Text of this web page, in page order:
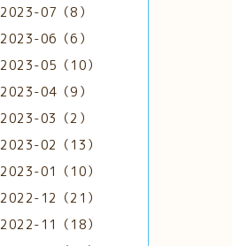
2023-07（8）
2023-06（6）
2023-05（10）
2023-04（9）
2023-03（2）
2023-02（13）
2023-01（10）
2022-12（21）
2022-11（18）